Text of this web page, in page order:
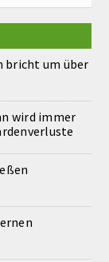
bricht um über
wird immer